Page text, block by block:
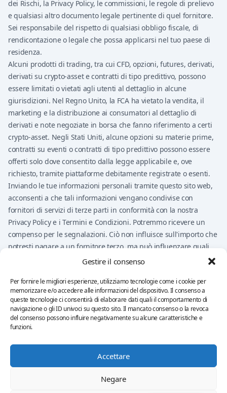
Gestire il consenso
Per fornire le migliori esperienze, utilizziamo tecnologie come i cookie per
memorizzare e/o accedere alle informazioni del dispositivo. Il consenso a
queste tecnologie ci consentirà di elaborare dati quali il comportamento di
navigazione o gli ID univoci su questo sito. Il mancato consenso o la revoca
del consenso possono influire negativamente su alcune caratteristiche e
funzioni.
Accettare
Negare
dei Rischi, la Privacy Policy, le commissioni, le regole di prelievo
e qualsiasi altro documento legale pertinente di quel fornitore.
Sei responsabile del rispetto di qualsiasi obbligo fiscale, di
rendicontazione o legale che possa applicarsi nel tuo paese di
residenza.
Alcuni prodotti di trading, tra cui CFD, opzioni, futures, derivati,
derivati su crypto-asset e contratti di tipo predittivo, possono
essere limitati o vietati agli utenti al dettaglio in alcune
giurisdizioni. Nel Regno Unito, la FCA ha vietato la vendita, il
marketing e la distribuzione ai consumatori al dettaglio di
derivati e note negoziate in borsa che fanno riferimento a certi
crypto-asset. Negli Stati Uniti, alcune opzioni su materie prime,
contratti su eventi o contratti di tipo predittivo possono essere
offerti solo dove consentito dalla legge applicabile e, ove
richiesto, tramite piattaforme debitamente registrate o esenti.
Inviando le tue informazioni personali tramite questo sito web,
acconsenti a che tali informazioni vengano condivise con
fornitori di servizi di terze parti in conformità con la nostra
Privacy Policy e i Termini e Condizioni. Potremmo ricevere un
compenso per le segnalazioni. Ciò non influisce sull'importo che
potresti pagare a un fornitore terzo, ma può influenzare quali
fornitori vengono presentati sul sito web.
finanziaria, consulenza sugli investimenti, consulenza legale,
consulenza fiscale o una raccomandazione ad acquistare,
vendere o negoziare qualsiasi prodotto finanziario. Rimani
l'unico responsabile delle tue decisioni.
Informativa sulla privacyTermini e condizioniImpronta
Informativa sui cookie